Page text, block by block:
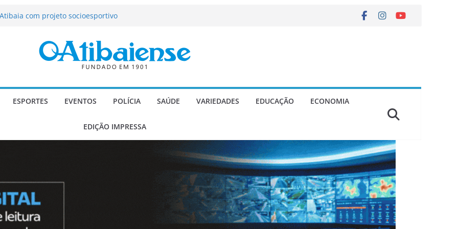
e Morango abre programação
infantis e valorização dos produtores
a deputado estadual é
ESPORTES EVENTOS POLÍCIA SAÚDE VARIEDADES EDUCAÇÃO ECONOMIA
EDIÇÃO IMPRESSA